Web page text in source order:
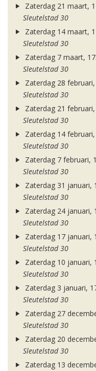
Zaterdag 21 maart,
Sleutelstad 30
Zaterdag 14 maart,
Sleutelstad 30
Zaterdag 7 maart,
Sleutelstad 30
Zaterdag 28
Sleutelstad 30
Zaterdag 21
Sleutelstad 30
Zaterdag 14
Sleutelstad 30
Zaterdag 7 februari,
Sleutelstad 30
Zaterdag 31 januari,
Sleutelstad 30
Zaterdag 24 januari,
Sleutelstad 30
Zaterdag 17 januari,
Sleutelstad 30
Zaterdag 10 januari,
Sleutelstad 30
Zaterdag 3 januari,
Sleutelstad 30
Zaterdag 27
Sleutelstad 30
Zaterdag 20
Sleutelstad 30
Zaterdag 13